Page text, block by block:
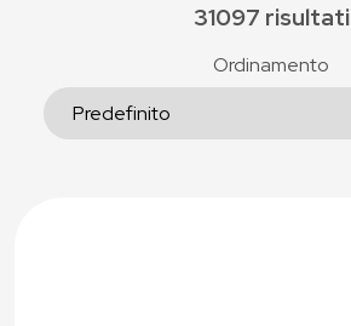
31097 risultati
Ordinamento